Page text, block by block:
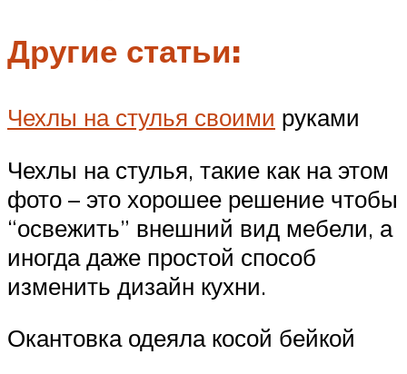
Другие статьи:
Чехлы на стулья своими руками
Чехлы на стулья, такие как на этом
фото – это хорошее решение чтобы
“освежить” внешний вид мебели, а
иногда даже простой способ
изменить дизайн кухни.
Окантовка одеяла косой бейкой